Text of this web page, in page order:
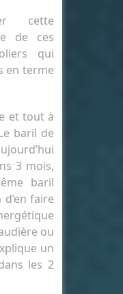
cette
de ces
qui
en terme
et tout à
baril de
3 mois,
baril
faire
ou
un
les 2